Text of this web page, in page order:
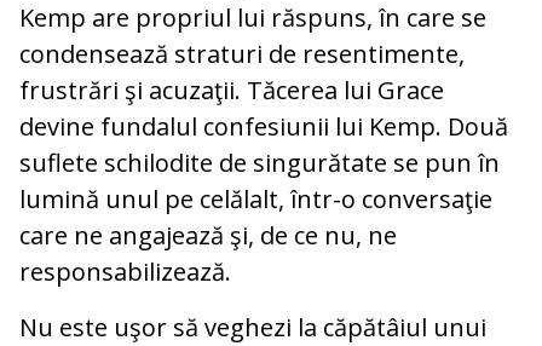
Kemp are propriul lui răspuns, în care se
condensează straturi de resentimente,
frustrări şi acuzaţii. Tăcerea lui Grace
devine fundalul confesiunii lui Kemp. Două
suflete schilodite de singurătate se pun în
lumină unul pe celălalt, într-o conversaţie
care ne angajează şi, de ce nu, ne
responsabilizează.
Nu este uşor să veghezi la căpătâiul unui